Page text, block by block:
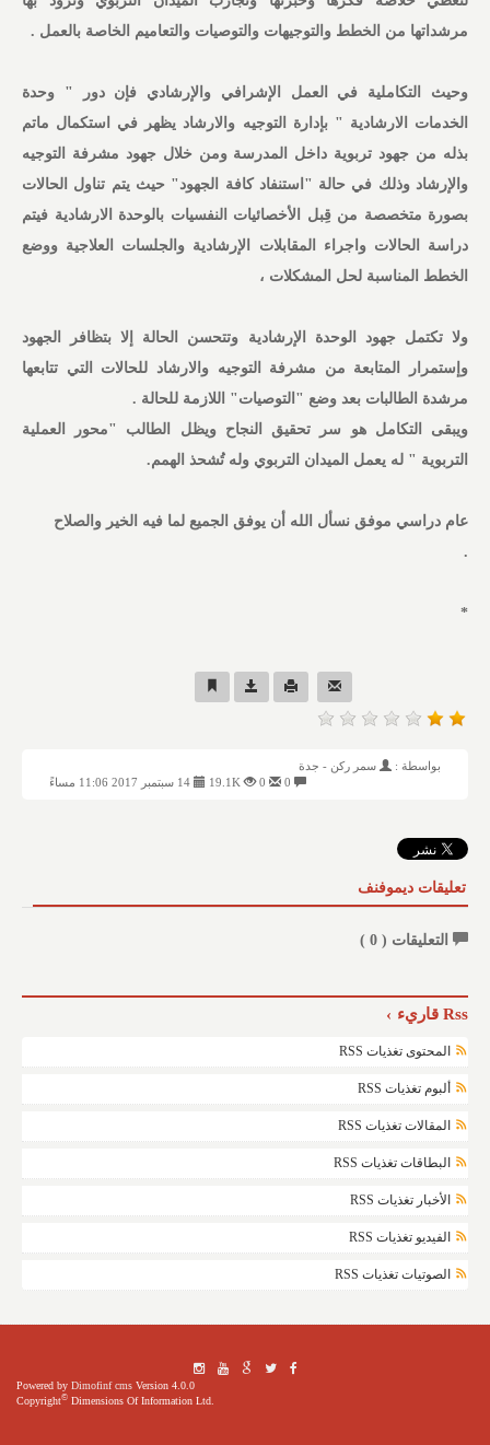
مرشداتها من الخطط والتوجيهات والتوصيات والتعاميم الخاصة بالعمل .
وحيث التكاملية في العمل الإشرافي والإرشادي فإن دور " وحدة
الخدمات الارشادية " بإدارة التوجيه والارشاد يظهر في استكمال ماتم
بذله من جهود تربوية داخل المدرسة ومن خلال جهود مشرفة التوجيه
والإرشاد وذلك في حالة "استنفاد كافة الجهود" حيث يتم تناول الحالات
بصورة متخصصة من قِبل الأخصائيات النفسيات بالوحدة الارشادية فيتم
دراسة الحالات واجراء المقابلات الإرشادية والجلسات العلاجية ووضع
الخطط المناسبة لحل المشكلات ،
ولا تكتمل جهود الوحدة الإرشادية وتتحسن الحالة إلا بتظافر الجهود
وإستمرار المتابعة من مشرفة التوجيه والارشاد للحالات التي تتابعها
مرشدة الطالبات بعد وضع "التوصيات" اللازمة للحالة .
ويبقى التكامل هو سر تحقيق النجاح ويظل الطالب "محور العملية
التربوية " له يعمل الميدان التربوي وله تُشحذ الهمم.
عام دراسي موفق نسأل الله أن يوفق الجميع لما فيه الخير والصلاح
.
*
بواسطة :
سمر ركن - جدة
19.1K
تعليقات ديموفنف
التعليقات ( 0
)
Rss قاريء
المحتوى تغذيات RSS
ألبوم تغذيات RSS
المقالات تغذيات RSS
البطاقات تغذيات RSS
الأخبار تغذيات RSS
الفيديو تغذيات RSS
الصوتيات تغذيات RSS
Powered by Dimofinf cms Version 4.0.0
Copyright© Dimensions Of Information Ltd.